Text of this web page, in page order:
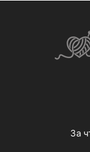
За